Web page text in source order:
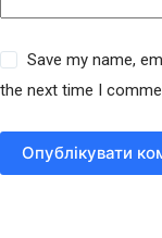
Save my name,
the next time I
Опублікувати